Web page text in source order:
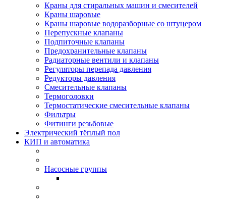
Краны для стиральных машин и смесителей
Краны шаровые
Краны шаровые водоразборные со штуцером
Перепускные клапаны
Подпиточные клапаны
Предохранительные клапаны
Радиаторные вентили и клапаны
Регуляторы перепада давления
Редукторы давления
Смесительные клапаны
Термоголовки
Термостатические смесительные клапаны
Фильтры
Фитинги резьбовые
Электрический тёплый пол
КИП и автоматика
Насосные группы